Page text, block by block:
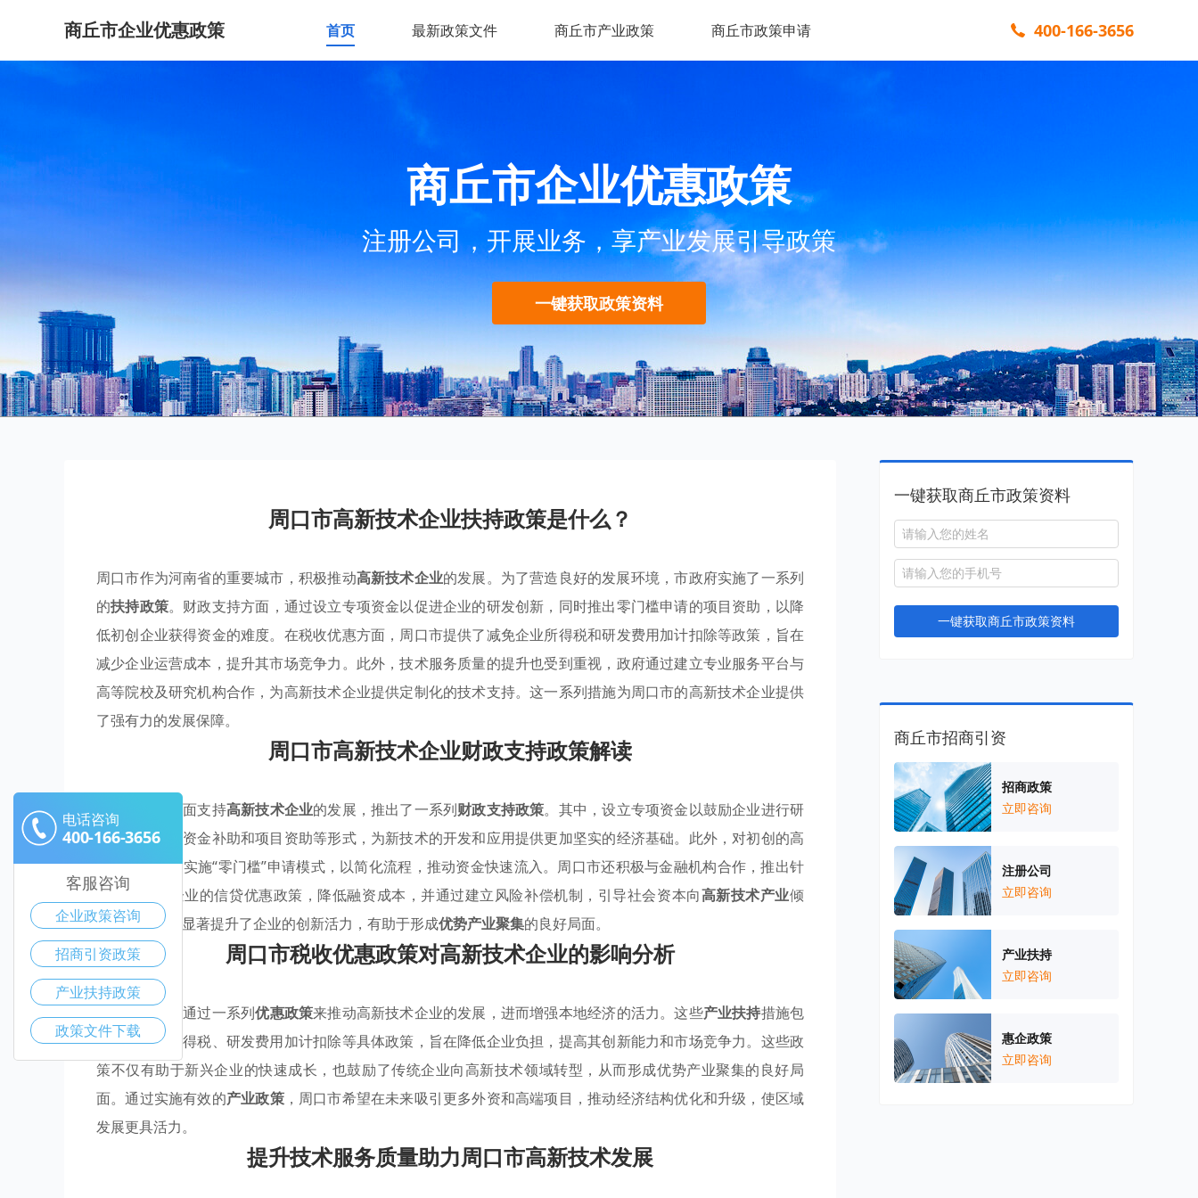
商丘市企业优惠政策 首页 最新政策文件 商丘市产业政策 商丘市政策申请 400-166-3656
商丘市企业优惠政策
注册公司，开展业务，享产业发展引导政策
一键获取政策资料
周口市高新技术企业扶持政策是什么？
周口市作为河南省的重要城市，积极推动高新技术企业的发展。为了营造良好的发展环境，市政府实施了一系列
的扶持政策。财政支持方面，通过设立专项资金以促进企业的研发创新，同时推出零门槛申请的项目资助，以降
低初创企业获得资金的难度。在税收优惠方面，周口市提供了减免企业所得税和研发费用加计扣除等政策，旨在
减少企业运营成本，提升其市场竞争力。此外，技术服务质量的提升也受到重视，政府通过建立专业服务平台与
高等院校及研究机构合作，为高新技术企业提供定制化的技术支持。这一系列措施为周口市的高新技术企业提供
了强有力的发展保障。
周口市高新技术企业财政支持政策解读
周口市为了全面支持高新技术企业的发展，推出了一系列财政支持政策。其中，设立专项资金以鼓励企业进行研
发投入，提供资金补助和项目资助等形式，为新技术的开发和应用提供更加坚实的经济基础。此外，对初创的高
新技术公司，实施“零门槛”申请模式，以简化流程，推动资金快速流入。周口市还积极与金融机构合作，推出针
对高新技术企业的信贷优惠政策，降低融资成本，并通过建立风险补偿机制，引导社会资本向高新技术产业倾
斜。这些措施显著提升了企业的创新活力，有助于形成优势产业聚集的良好局面。
周口市税收优惠政策对高新技术企业的影响分析
周口市致力于通过一系列优惠政策来推动高新技术企业的发展，进而增强本地经济的活力。这些产业扶持措施包
括减免企业所得税、研发费用加计扣除等具体政策，旨在降低企业负担，提高其创新能力和市场竞争力。这些政
策不仅有助于新兴企业的快速成长，也鼓励了传统企业向高新技术领域转型，从而形成优势产业聚集的良好局
面。通过实施有效的产业政策，周口市希望在未来吸引更多外资和高端项目，推动经济结构优化和升级，使区域
发展更具活力。
提升技术服务质量助力周口市高新技术发展
一键获取商丘市政策资料
一键获取商丘市政策资料
商丘市招商引资
招商政策
立即咨询
注册公司
立即咨询
产业扶持
立即咨询
惠企政策
立即咨询
电话咨询
400-166-3656
客服咨询
企业政策咨询
招商引资政策
产业扶持政策
政策文件下载